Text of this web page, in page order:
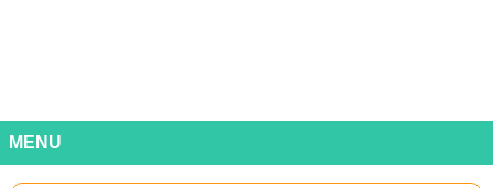
MENU